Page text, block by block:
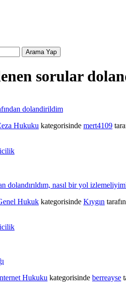
sorular
dolandirildim
Hukuku kategorisinde mert4109
dolandırıldım, nasıl bir yol
Hukuk kategorisinde Kıygın
Hukuku kategorisinde berreayse